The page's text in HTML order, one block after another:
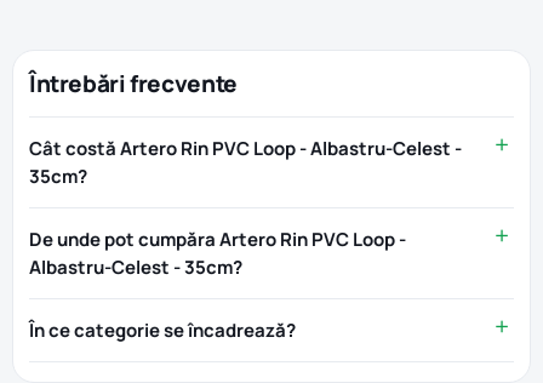
Întrebări frecvente
Cât costă Artero Rin PVC Loop - Albastru-Celest -
35cm?
De unde pot cumpăra Artero Rin PVC Loop -
Albastru-Celest - 35cm?
În ce categorie se încadrează?